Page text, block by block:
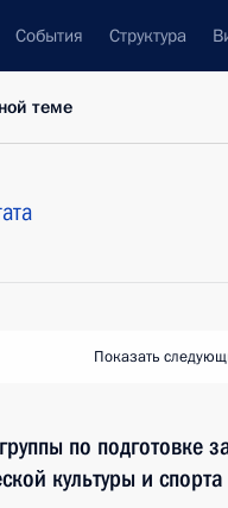
События Структура
теме
Показать
по подготовке
культуры и спорта